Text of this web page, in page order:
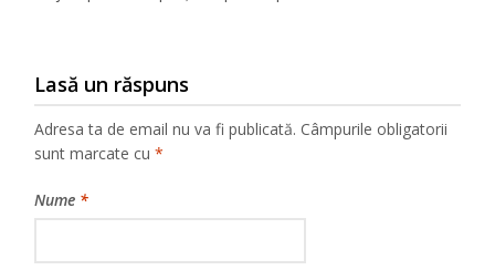
Lasă un răspuns
Adresa ta de email nu va fi publicată. Câmpurile obligatorii
sunt marcate cu*
Nume *